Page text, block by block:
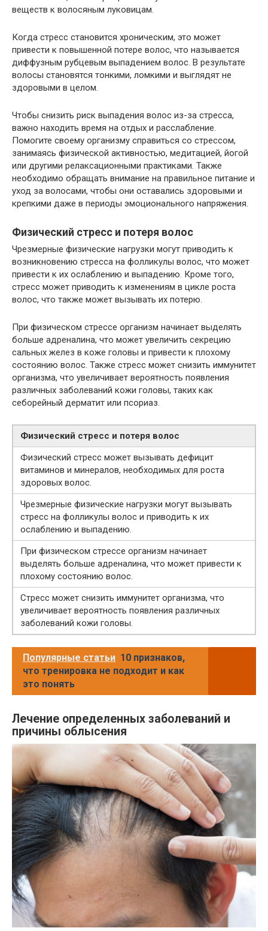
веществ к волосяным луковицам.
Когда стресс становится хроническим, это может
привести к повышенной потере волос, что называется
диффузным рубцевым выпадением волос. В результате
волосы становятся тонкими, ломкими и выглядят не
здоровыми в целом.
Чтобы снизить риск выпадения волос из-за стресса,
важно находить время на отдых и расслабление.
Помогите своему организму справиться со стрессом,
занимаясь физической активностью, медитацией, йогой
или другими релаксационными практиками. Также
необходимо обращать внимание на правильное питание и
уход за волосами, чтобы они оставались здоровыми и
крепкими даже в периоды эмоционального напряжения.
Физический стресс и потеря волос
Чрезмерные физические нагрузки могут приводить к
возникновению стресса на фолликулы волос, что может
привести к их ослаблению и выпадению. Кроме того,
стресс может приводить к изменениям в цикле роста
волос, что также может вызывать их потерю.
При физическом стрессе организм начинает выделять
больше адреналина, что может увеличить секрецию
сальных желез в коже головы и привести к плохому
состоянию волос. Также стресс может снизить иммунитет
организма, что увеличивает вероятность появления
различных заболеваний кожи головы, таких как
себорейный дерматит или псориаз.
Физический стресс и потеря волос
Физический стресс может вызывать дефицит
витаминов и минералов, необходимых для роста
здоровых волос.
Чрезмерные физические нагрузки могут вызывать
стресс на фолликулы волос и приводить к их
ослаблению и выпадению.
При физическом стрессе организм начинает
выделять больше адреналина, что может привести к
плохому состоянию волос.
Стресс может снизить иммунитет организма, что
увеличивает вероятность появления различных
заболеваний кожи головы.
Популярные статьи 10 признаков,
что тренировка не подходит и как
это понять
Лечение определенных заболеваний и
причины облысения